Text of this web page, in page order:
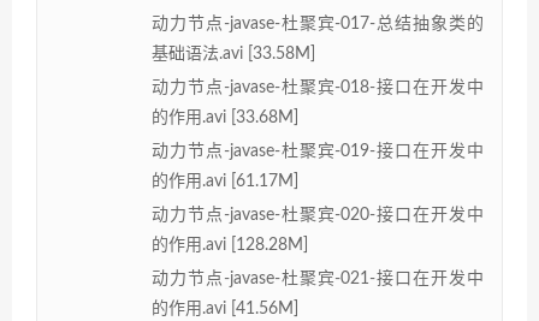
动力节点-javase-杜聚宾-017-总结抽象类的
基础语法.avi [33.58M]
动力节点-javase-杜聚宾-018-接口在开发中
的作用.avi [33.68M]
动力节点-javase-杜聚宾-019-接口在开发中
的作用.avi [61.17M]
动力节点-javase-杜聚宾-020-接口在开发中
的作用.avi [128.28M]
动力节点-javase-杜聚宾-021-接口在开发中
的作用.avi [41.56M]